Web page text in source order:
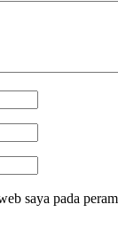
saya pada